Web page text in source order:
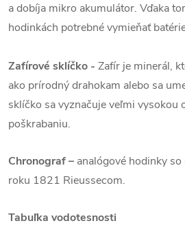
a dobíja mikro akumulátor. Vďaka
hodinkách potrebné vymieňať
Zafírové sklíčko - Zafír je minerál,
ako prírodný drahokam alebo sa
sklíčko sa vyznačuje veľmi vysokou
poškrabaniu.
Chronograf – analógové hodinky
roku 1821 Rieussecom.
Tabuľka vodotesnosti